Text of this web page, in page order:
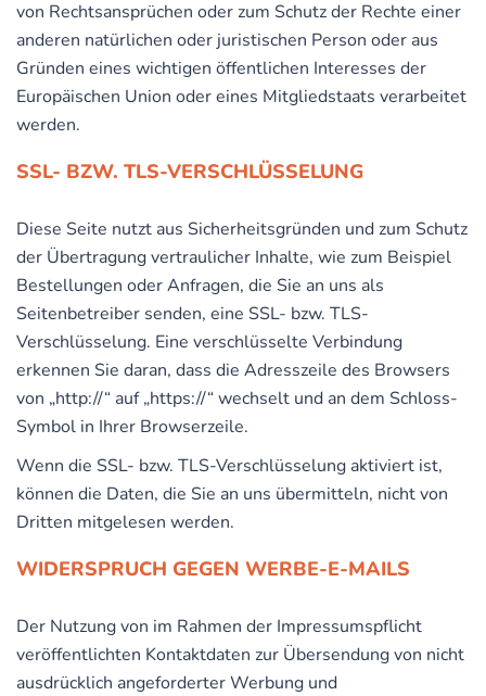
von Rechtsansprüchen oder zum Schutz der Rechte einer
anderen natürlichen oder juristischen Person oder aus
Gründen eines wichtigen öffentlichen Interesses der
Europäischen Union oder eines Mitgliedstaats verarbeitet
werden.
SSL- BZW. TLS-VERSCHLÜSSELUNG
Diese Seite nutzt aus Sicherheitsgründen und zum Schutz
der Übertragung vertraulicher Inhalte, wie zum Beispiel
Bestellungen oder Anfragen, die Sie an uns als
Seitenbetreiber senden, eine SSL- bzw. TLS-
Verschlüsselung. Eine verschlüsselte Verbindung
erkennen Sie daran, dass die Adresszeile des Browsers
von „http://“ auf „https://“ wechselt und an dem Schloss-
Symbol in Ihrer Browserzeile.
Wenn die SSL- bzw. TLS-Verschlüsselung aktiviert ist,
können die Daten, die Sie an uns übermitteln, nicht von
Dritten mitgelesen werden.
WIDERSPRUCH GEGEN WERBE-E-MAILS
Der Nutzung von im Rahmen der Impressumspflicht
veröffentlichten Kontaktdaten zur Übersendung von nicht
ausdrücklich angeforderter Werbung und